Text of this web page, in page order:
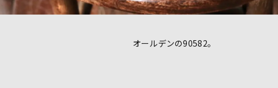
オールデンの90582。